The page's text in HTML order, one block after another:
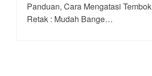
Panduan, Cara Mengatasi Tembok
Retak : Mudah Bange…